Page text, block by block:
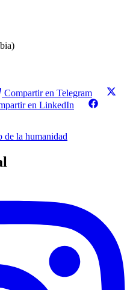
Compartir en Telegram
en LinkedIn
de la humanidad